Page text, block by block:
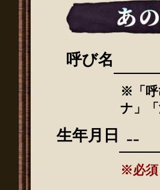
呼び名
※「呼
ナ」
生年月日
※必須